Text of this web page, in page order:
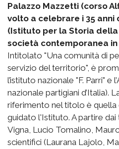
Palazzo Mazzetti (corso
volto a celebrare i 35 anni
(Istituto per la Storia
società contemporanea in
Intitolato "Una comunità di
servizio del territorio", è
l’istituto nazionale "F. Parri" e
nazionale partigiani d’Italia).
riferimento nel titolo è quella
guidato l'Istituto. A partire dai
Vigna, Lucio Tomalino,
scientifici (Laurana Lajolo,